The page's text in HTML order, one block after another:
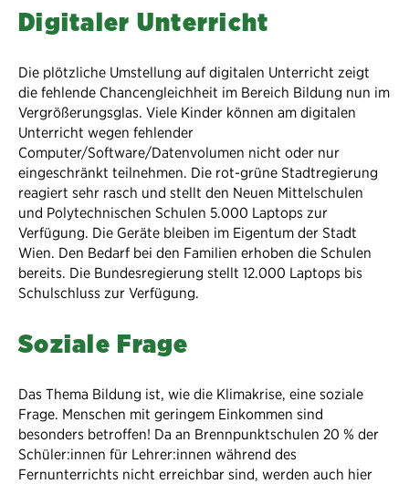
Digitaler Unterricht
Die plötzliche Umstellung auf digitalen Unterricht zeigt
die fehlende Chancengleichheit im Bereich Bildung nun im
Vergrößerungsglas. Viele Kinder können am digitalen
Unterricht wegen fehlender
Computer/Software/Datenvolumen nicht oder nur
eingeschränkt teilnehmen. Die rot-grüne Stadtregierung
reagiert sehr rasch und stellt den Neuen Mittelschulen
und Polytechnischen Schulen 5.000 Laptops zur
Verfügung. Die Geräte bleiben im Eigentum der Stadt
Wien. Den Bedarf bei den Familien erhoben die Schulen
bereits. Die Bundesregierung stellt 12.000 Laptops bis
Schulschluss zur Verfügung.
Soziale Frage
Das Thema Bildung ist, wie die Klimakrise, eine soziale
Frage. Menschen mit geringem Einkommen sind
besonders betroffen! Da an Brennpunktschulen 20 % der
Schüler:innen für Lehrer:innen während des
Fernunterrichts nicht erreichbar sind, werden auch hier